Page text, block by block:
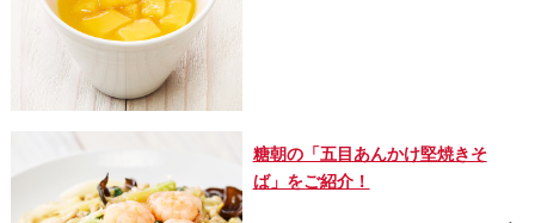
糖朝の「五目あんかけ堅焼きそ
ば」をご紹介！